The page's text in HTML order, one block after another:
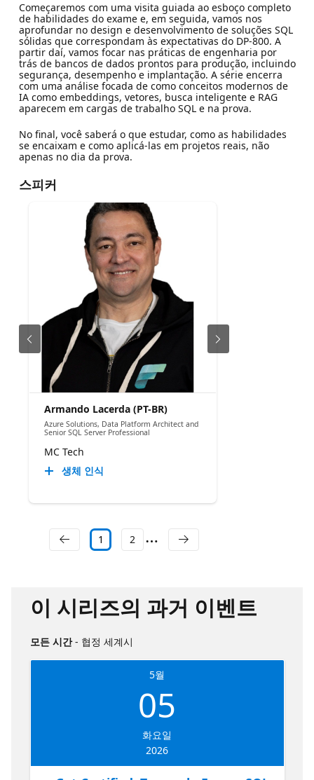
Começaremos com uma visita guiada ao esboço completo
de habilidades do exame e, em seguida, vamos nos
aprofundar no design e desenvolvimento de soluções SQL
sólidas que correspondam às expectativas do DP-800. A
partir daí, vamos focar nas práticas de engenharia por
trás de bancos de dados prontos para produção, incluindo
segurança, desempenho e implantação. A série encerra
com uma análise focada de como conceitos modernos de
IA como embeddings, vetores, busca inteligente e RAG
aparecem em cargas de trabalho SQL e na prova.
No final, você saberá o que estudar, como as habilidades
se encaixam e como aplicá-las em projetos reais, não
apenas no dia da prova.
스피커
Armando Lacerda (PT-BR)
Azure Solutions, Data Platform Architect and
Senior SQL Server Professional
MC Tech
생체 인식
1 2
이 시리즈의 과거 이벤트
모든 시간- 협정 세계시
5월
05
화요일
2026